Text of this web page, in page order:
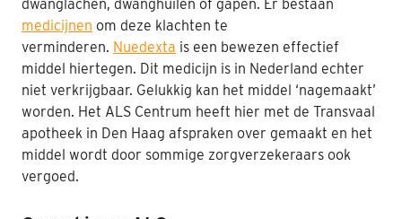
Contact
dwanglachen, dwanghuilen of gapen. Er bestaan
medicijnen om deze klachten te
verminderen. Nuedexta is een bewezen effectief
middel hiertegen. Dit medicijn is in Nederland echter
niet verkrijgbaar. Gelukkig kan het middel ‘nagemaakt’
worden. Het ALS Centrum heeft hier met de Transvaal
apotheek in Den Haag afspraken over gemaakt en het
middel wordt door sommige zorgverzekeraars ook
vergoed.